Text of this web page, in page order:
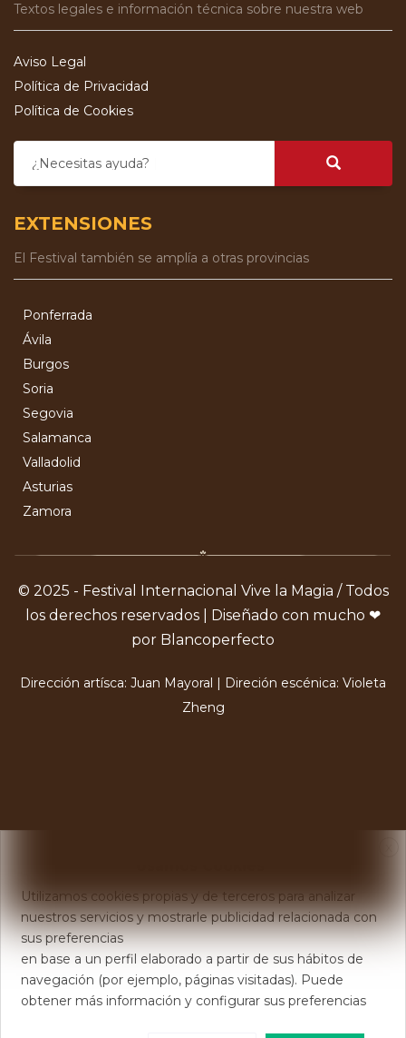
Textos legales e información técnica sobre nuestra web
Aviso Legal
Política de Privacidad
Política de Cookies
¿Necesitas ayuda?
EXTENSIONES
El Festival también se amplía a otras provincias
Ponferrada
Ávila
Burgos
Soria
Segovia
Salamanca
Valladolid
Asturias
Zamora
© 2025 - Festival Internacional Vive la Magia / Todos
los derechos reservados | Diseñado con mucho ❤
por Blancoperfecto
Dirección artísca: Juan Mayoral | Direción escénica: Violeta
Zheng
Utilizamos cookies propias y de terceros para analizar
nuestros servicios y mostrarle publicidad relacionada con
sus preferencias
en base a un perfil elaborado a partir de sus hábitos de
navegación (por ejemplo, páginas visitadas). Puede
obtener más información y configurar sus preferencias